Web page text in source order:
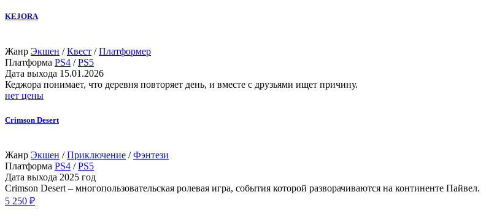
KEJORA
Жанр Экшен /Квест /Платформер
Платформа PS4 /PS5
Дата выхода 15.01.2026
Кеджора понимает, что деревня повторяет день, и вместе с друзьями ищет причину.
нет цены
Crimson Desert
Жанр Экшен /Приключение /Фэнтези
Платформа PS4 /PS5
Дата выхода 2025 год
Crimson Desert – многопользовательская ролевая игра, события которой разворачиваются на континенте Пайвел.
5 250 ₽